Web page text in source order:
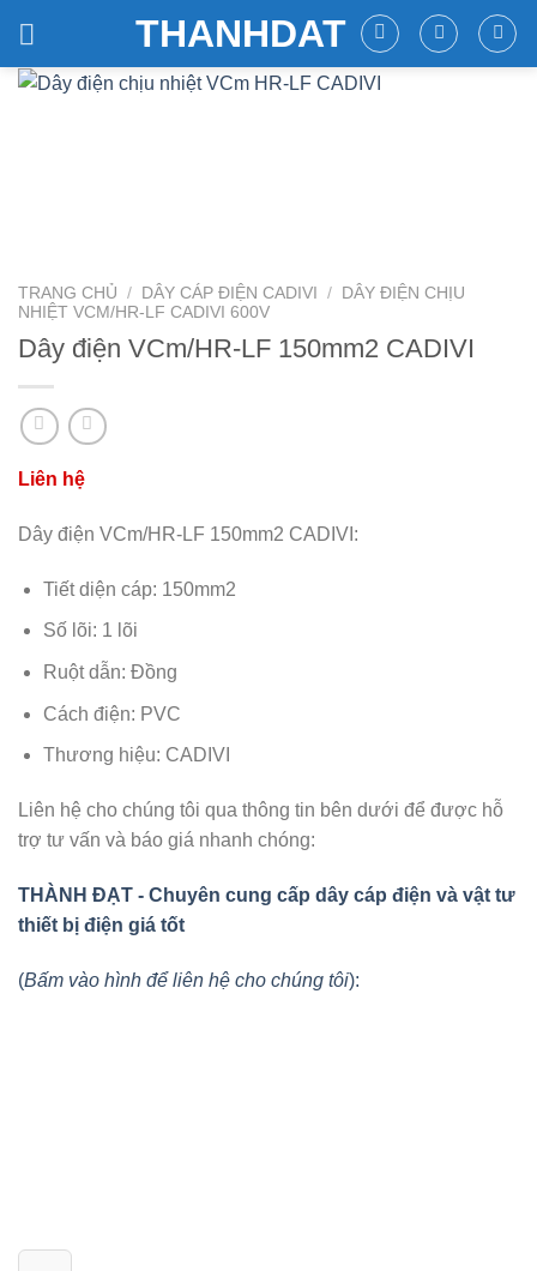
content
THANHDAT
TRANG CHỦ / DÂY CÁP ĐIỆN CADIVI /
DÂY ĐIỆN CHỊU
NHIỆT VCM/HR-LF CADIVI 600V
Dây điện VCm/HR-LF 150mm2 CADIVI
Dây điện VCm/HR-LF 150mm2 CADIVI:
Tiết diện cáp: 150mm2
Số lõi: 1 lõi
Ruột dẫn: Đồng
Cách điện: PVC
Thương hiệu: CADIVI
Liên hệ cho chúng tôi qua thông tin bên dưới để được hỗ
trợ tư vấn và báo giá nhanh chóng:
THÀNH ĐẠT - Chuyên cung cấp dây cáp điện và vật tư
thiết bị điện giá tốt
(Bấm vào hình để liên hệ cho chúng tôi):